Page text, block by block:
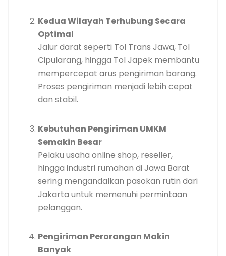
Kedua Wilayah Terhubung Secara
Optimal
Jalur darat seperti Tol Trans Jawa, Tol
Cipularang, hingga Tol Japek membantu
mempercepat arus pengiriman barang.
Proses pengiriman menjadi lebih cepat
dan stabil.
Kebutuhan Pengiriman UMKM
Semakin Besar
Pelaku usaha online shop, reseller,
hingga industri rumahan di Jawa Barat
sering mengandalkan pasokan rutin dari
Jakarta untuk memenuhi permintaan
pelanggan.
Pengiriman Perorangan Makin
Banyak